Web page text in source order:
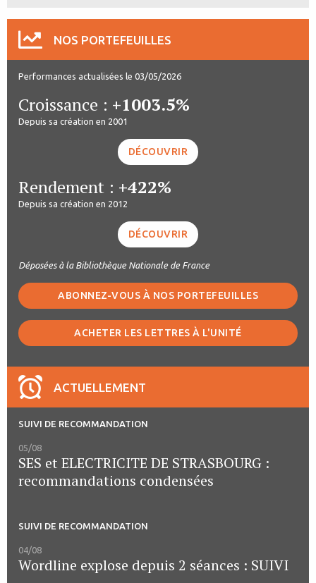
NOS PORTEFEUILLES
Performances actualisées le 03/05/2026
Croissance : +1003.5%
Depuis sa création en 2001
DÉCOUVRIR
Rendement : +422%
Depuis sa création en 2012
DÉCOUVRIR
Déposées à la Bibliothèque Nationale de France
ABONNEZ-VOUS À NOS PORTEFEUILLES
ACHETER LES LETTRES À L'UNITÉ
ACTUELLEMENT
SUIVI DE RECOMMANDATION
05/08
SES et ELECTRICITE DE STRASBOURG :
recommandations condensées
SUIVI DE RECOMMANDATION
04/08
Wordline explose depuis 2 séances : SUIVI